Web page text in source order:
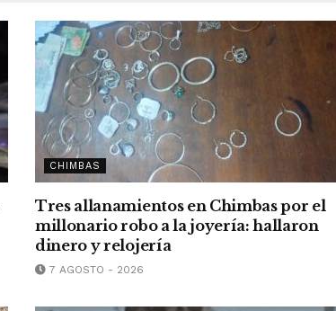
CHIMBAS
Tres allanamientos en Chimbas por el
millonario robo a la joyería: hallaron
dinero y relojería
7 AGOSTO - 2026